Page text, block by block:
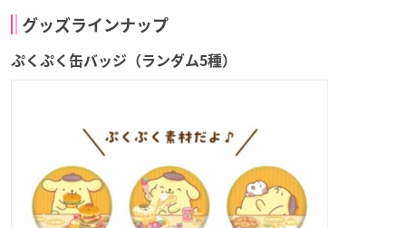
グッズラインナップ
ぷくぷく缶バッジ（ランダム5種）